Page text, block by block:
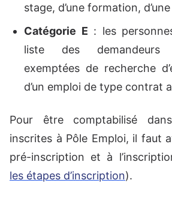
stage, d’une formation,
Catégorie E : les
liste des demandeurs
exemptées de recherche
d’un emploi de type contrat
Pour être comptabilisé
inscrites à Pôle Emploi, il faut
pré-inscription et à
les étapes d’inscription).